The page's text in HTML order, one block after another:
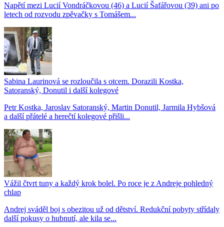
Napětí mezi Lucií Vondráčkovou (46) a Lucií Šafářovou (39) ani po
letech od rozvodu zpěvačky s Tomášem...
Sabina Laurinová se rozloučila s otcem. Dorazili Kostka,
Satoranský, Donutil i další kolegové
Petr Kostka, Jaroslav Satoranský, Martin Donutil, Jarmila Hybšová
a další přátelé a herečtí kolegové přišli...
Vážil čtvrt tuny a každý krok bolel. Po roce je z Andreje pohledný
chlap
Andrej sváděl boj s obezitou už od dětství. Redukční pobyty střídaly
další pokusy o hubnutí, ale kila se...